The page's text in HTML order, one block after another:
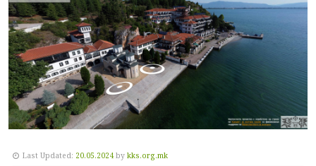
Last Updated: 20.05.2024 by kks.org.mk